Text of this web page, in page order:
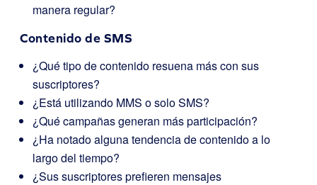
manera regular?
Contenido de SMS
¿Qué tipo de contenido resuena más con sus
suscriptores?
¿Está utilizando MMS o solo SMS?
¿Qué campañas generan más participación?
¿Ha notado alguna tendencia de contenido a lo
largo del tiempo?
¿Sus suscriptores prefieren mensajes